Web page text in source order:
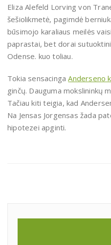
Eliza Alefeld Lorving von
šešiolikmetė, pagimdė
būsimojo karaliaus meilės
paprastai, bet dorai
Odense. kuo toliau.
Tokia sensacingaAnderseno
ginčų. Dauguma mokslininkų
Tačiau kiti teigia, kad
Na Jensas Jorgensas žada
hipotezei apginti.